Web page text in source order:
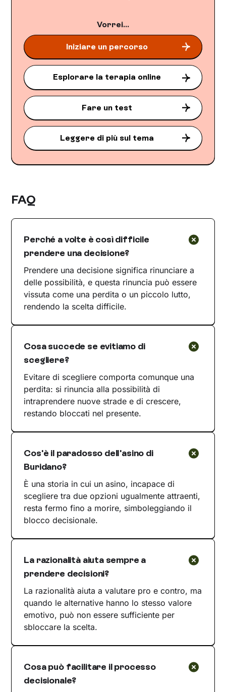
Vorrei...
Iniziare un percorso
Esplorare la terapia online
Fare un test
Leggere di più sul tema
FAQ
Perché a volte è così difficile
prendere una decisione?
Prendere una decisione significa rinunciare a
delle possibilità, e questa rinuncia può essere
vissuta come una perdita o un piccolo lutto,
rendendo la scelta difficile.
Cosa succede se evitiamo di
scegliere?
Evitare di scegliere comporta comunque una
perdita: si rinuncia alla possibilità di
intraprendere nuove strade e di crescere,
restando bloccati nel presente.
Cos'è il paradosso dell'asino di
Buridano?
È una storia in cui un asino, incapace di
scegliere tra due opzioni ugualmente attraenti,
resta fermo fino a morire, simboleggiando il
blocco decisionale.
La razionalità aiuta sempre a
prendere decisioni?
La razionalità aiuta a valutare pro e contro, ma
quando le alternative hanno lo stesso valore
emotivo, può non essere sufficiente per
sbloccare la scelta.
Cosa può facilitare il processo
decisionale?